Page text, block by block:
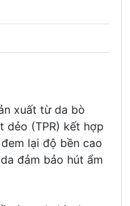
xuất từ da bò
dẻo (TPR) kết hợp
lại độ bền cao
đảm bảo hút ẩm